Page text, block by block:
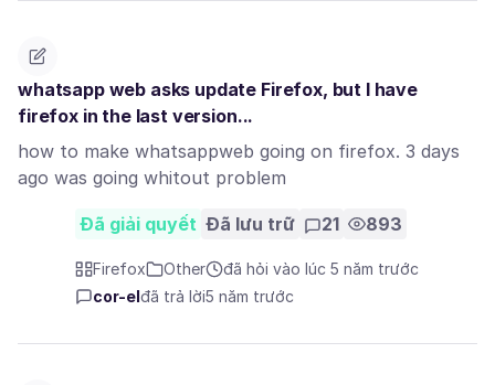
whatsapp web asks update Firefox, but I have
firefox in the last version...
how to make whatsappweb going on firefox. 3 days
ago was going whitout problem
Đã giải quyết Đã lưu trữ 21 893
Firefox Other
đã hỏi vào lúc 5 năm trước
cor-el đã trả lời5 năm trước